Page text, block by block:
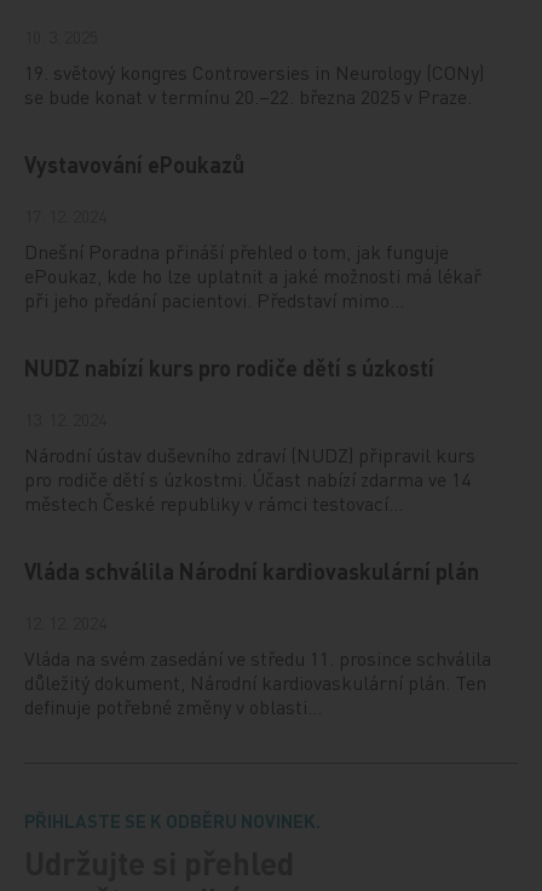
19. světový kongres Controversies in Neurology (CONy)
se bude konat v termínu 20.–22. března 2025 v Praze.
Vystavování ePoukazů
Dnešní Poradna přináší přehled o tom, jak funguje
ePoukaz, kde ho lze uplatnit a jaké možnosti má lékař
při jeho předání pacientovi. Představí mimo…
NUDZ nabízí kurs pro rodiče dětí s úzkostí
Národní ústav duševního zdraví (NUDZ) připravil kurs
pro rodiče dětí s úzkostmi. Účast nabízí zdarma ve 14
městech České republiky v rámci testovací…
Vláda schválila Národní kardiovaskulární plán
Vláda na svém zasedání ve středu 11. prosince schválila
důležitý dokument, Národní kardiovaskulární plán. Ten
definuje potřebné změny v oblasti…
PŘIHLASTE SE K ODBĚRU NOVINEK.